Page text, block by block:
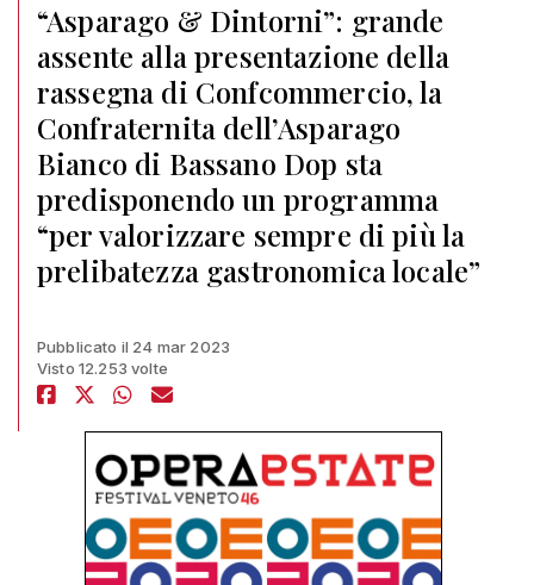
“Asparago & Dintorni”: grande
assente alla presentazione della
rassegna di Confcommercio, la
Confraternita dell’Asparago
Bianco di Bassano Dop sta
predisponendo un programma
“per valorizzare sempre di più la
prelibatezza gastronomica locale”
Pubblicato il 24 mar 2023
Visto 12.253 volte